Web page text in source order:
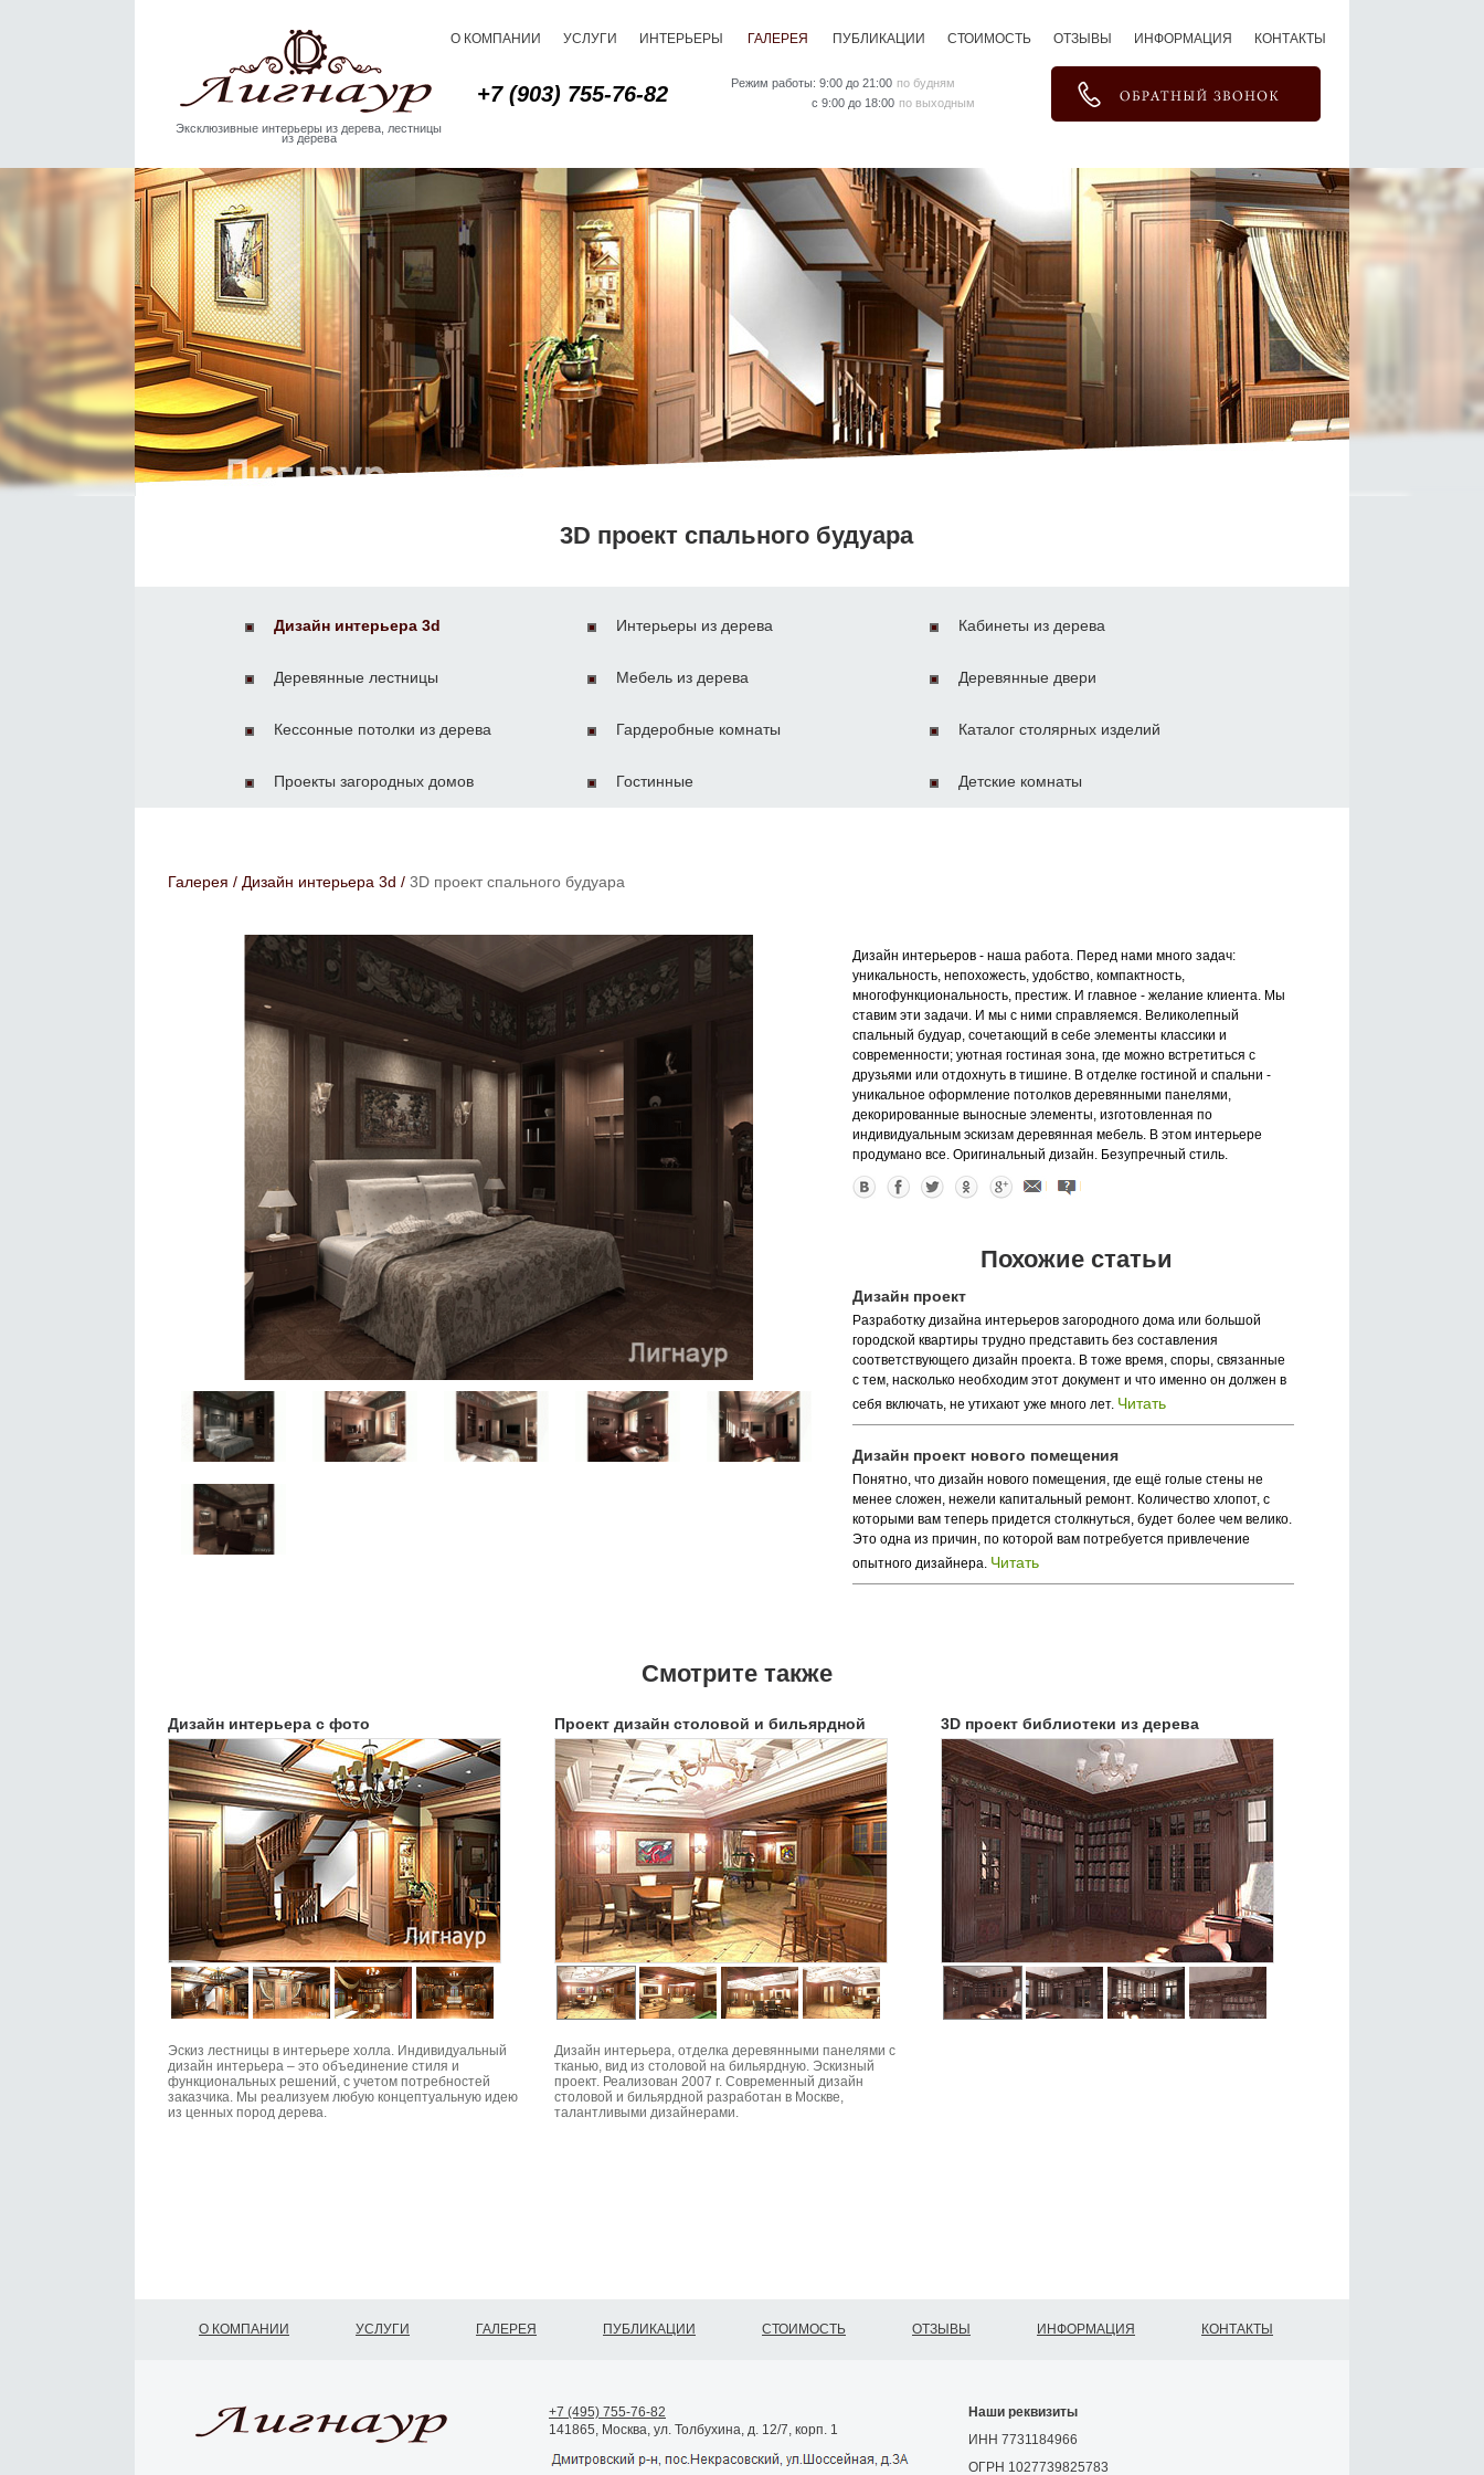
О КОМПАНИИ УСЛУГИ ИНТЕРЬЕРЫ ГАЛЕРЕЯ ПУБЛИКАЦИИ СТОИМОСТЬ ОТЗЫВЫ ИНФОРМАЦИЯ КОНТАКТЫ
+7 (903) 755-76-82 Режим работы: 9:00 до 21:00 по будням
с 9:00 до 18:00 по выходным
Эксклюзивные интерьеры из дерева, лестницы
из дерева
3D проект спального будуара
Дизайн интерьера 3d Интерьеры из дерева Кабинеты из дерева
Деревянные лестницы Мебель из дерева Деревянные двери
Кессонные потолки из дерева Гардеробные комнаты Каталог столярных изделий
Проекты загородных домов Гостинные Детские комнаты
Галерея / Дизайн интерьера 3d / 3D проект спального будуара
Дизайн интерьеров - наша работа. Перед нами много задач:
уникальность, непохожесть, удобство, компактность,
многофункциональность, престиж. И главное - желание клиента. Мы
ставим эти задачи. И мы с ними справляемся. Великолепный
спальный будуар, сочетающий в себе элементы классики и
современности; уютная гостиная зона, где можно встретиться с
друзьями или отдохнуть в тишине. В отделке гостиной и спальни -
уникальное оформление потолков деревянными панелями,
декорированные выносные элементы, изготовленная по
индивидуальным эскизам деревянная мебель. В этом интерьере
продумано все. Оригинальный дизайн. Безупречный стиль.
Похожие статьи
Дизайн проект
Разработку дизайна интерьеров загородного дома или большой
городской квартиры трудно представить без составления
соответствующего дизайн проекта. В тоже время, споры, связанные
с тем, насколько необходим этот документ и что именно он должен в
себя включать, не утихают уже много лет. Читать
Дизайн проект нового помещения
Понятно, что дизайн нового помещения, где ещё голые стены не
менее сложен, нежели капитальный ремонт. Количество хлопот, с
которыми вам теперь придется столкнуться, будет более чем велико.
Это одна из причин, по которой вам потребуется привлечение
опытного дизайнера. Читать
Смотрите также
Дизайн интерьера с фото
Эскиз лестницы в интерьере холла. Индивидуальный
дизайн интерьера – это объединение стиля и
функциональных решений, с учетом потребностей
заказчика. Мы реализуем любую концептуальную идею
из ценных пород дерева.
Проект дизайн столовой и бильярдной
Дизайн интерьера, отделка деревянными панелями с
тканью, вид из столовой на бильярдную. Эскизный
проект. Реализован 2007 г. Современный дизайн
столовой и бильярдной разработан в Москве,
талантливыми дизайнерами.
3D проект библиотеки из дерева
О КОМПАНИИ УСЛУГИ ГАЛЕРЕЯ ПУБЛИКАЦИИ СТОИМОСТЬ ОТЗЫВЫ ИНФОРМАЦИЯ КОНТАКТЫ
+7 (495) 755-76-82
141865, Москва, ул. Толбухина, д. 12/7, корп. 1
Наши реквизиты
ИНН 7731184966
ОГРН 1027739825783